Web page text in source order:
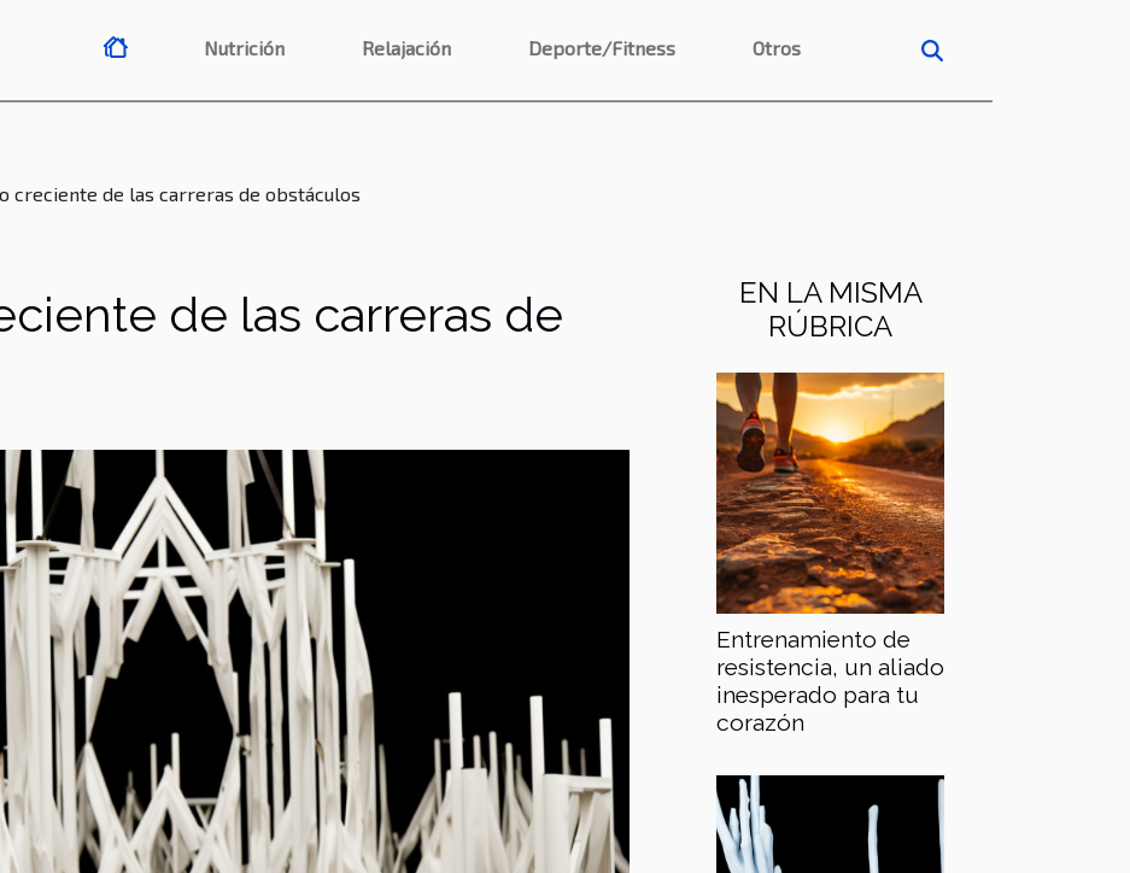
Nutrición Relajación Deporte/Fitness Otros
creciente de las carreras de obstáculos
de las carreras de
EN LA MISMA
RÚBRICA
Entrenamiento de
resistencia, un aliado
inesperado para tu
corazón